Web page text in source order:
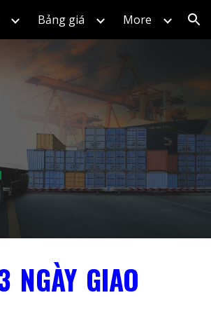
Bảng giá More
NGÀY GIAO